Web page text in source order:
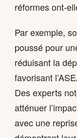
réformes ont-
Par exemple,
poussé pour
réduisant la
favorisant
Des experts
atténuer
avec une